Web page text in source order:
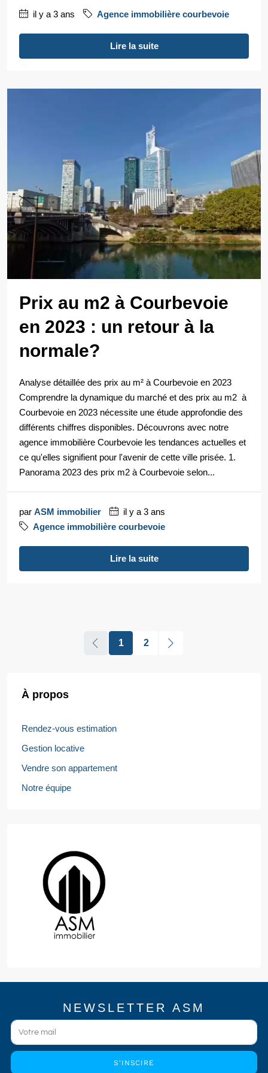
il y a 3 ans Agence immobilière courbevoie
Lire la suite
Prix au m2 à Courbevoie
en 2023 : un retour à la
normale?
Analyse détaillée des prix au m² à Courbevoie en 2023
Comprendre la dynamique du marché et des prix au m2 à
Courbevoie en 2023 nécessite une étude approfondie des
différents chiffres disponibles. Découvrons avec notre
agence immobilière Courbevoie les tendances actuelles et
ce qu'elles signifient pour l'avenir de cette ville prisée. 1.
Panorama 2023 des prix m2 à Courbevoie selon...
par ASM immobilier
il y a 3 ans
Agence immobilière courbevoie
Lire la suite
1 2
À propos
Rendez-vous estimation
Gestion locative
Vendre son appartement
Notre équipe
NEWSLETTER ASM
S'INSCIRE